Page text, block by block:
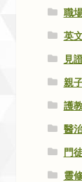
職
英
見
親
護
醫
門
靈